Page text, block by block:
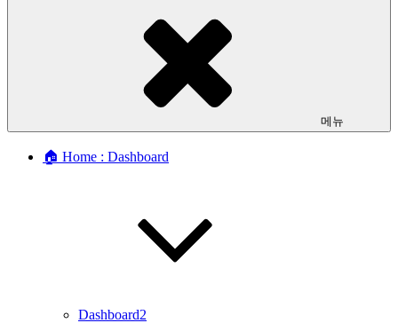
메뉴
🏠 Home : Dashboard
Dashboard2